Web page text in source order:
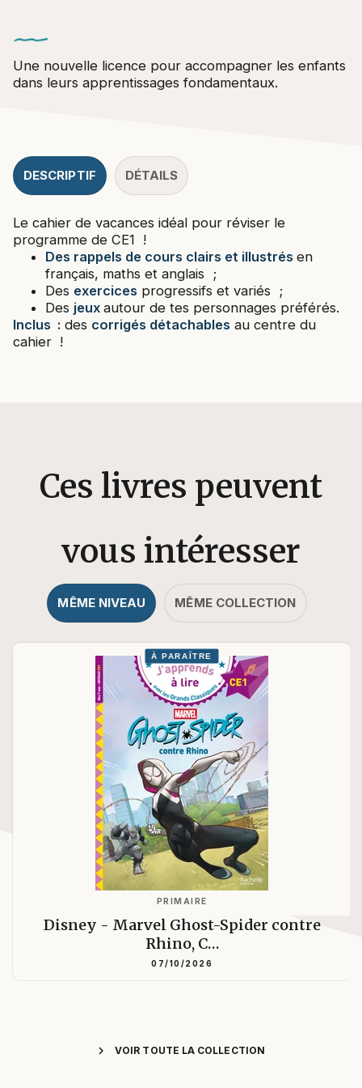
Une nouvelle licence pour accompagner les enfants
dans leurs apprentissages fondamentaux.
DESCRIPTIF DÉTAILS
Le cahier de vacances idéal pour réviser le
programme de CE1 !
Des rappels de cours clairs et illustrés en
français, maths et anglais ;
Des exercices progressifs et variés ;
Des jeux autour de tes personnages préférés.
Inclus : des corrigés détachables au centre du
cahier !
Ces livres peuvent
vous intéresser
MÊME NIVEAU MÊME COLLECTION
À PARAÎTRE
PRIMAIRE
Disney - Marvel Ghost-Spider contre
Rhino, C…
07/10/2026
chevron_right VOIR TOUTE LA COLLECTION